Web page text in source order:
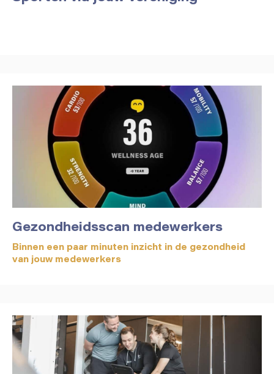
Gezondheidsscan medewerkers
Binnen een paar minuten inzicht in de gezondheid
van jouw medewerkers